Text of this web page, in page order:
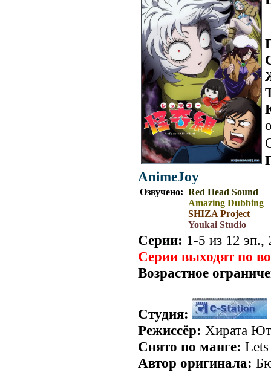
AnimeJoy
Озвучено: Red Head Sound
Amazing Dubbing
SHIZA Project
Youkai Studio
Серии: 1-5 из 12 эп.,
Серии выходят по
Возрастное
Студия:
Режиссёр: Хирата
Снято по манге:
Автор оригинала: